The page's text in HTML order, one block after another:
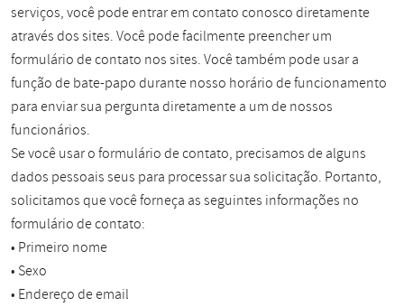
serviços, você pode entrar em contato conosco diretamente
através dos sites. Você pode facilmente preencher um
formulário de contato nos sites. Você também pode usar a
função de bate-papo durante nosso horário de funcionamento
para enviar sua pergunta diretamente a um de nossos
funcionários.
Se você usar o formulário de contato, precisamos de alguns
dados pessoais seus para processar sua solicitação. Portanto,
solicitamos que você forneça as seguintes informações no
formulário de contato:
• Primeiro nome
• Sexo
• Endereço de email